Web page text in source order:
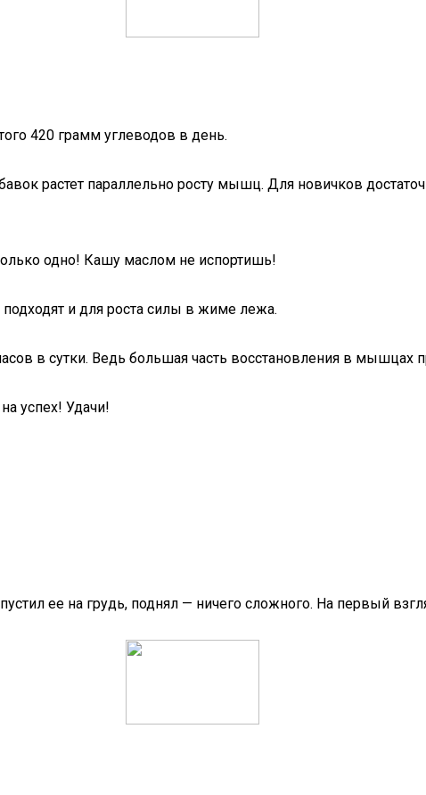
420 грамм углеводов в день.
растет параллельно росту мышц. Для новичков
одно! Кашу маслом не испортишь!
и для роста силы в жиме лежа.
в сутки. Ведь большая часть восстановления в мышцах
успех! Удачи!
ее на грудь, поднял — ничего сложного. На первый